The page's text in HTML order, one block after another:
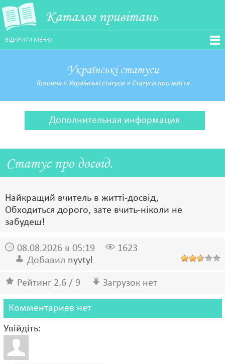
Каталог привітань
ВІДКРИТИ МЕНЮ
Українські статуси
Головна» Українські статуси» Статуси про життя
Дополнительная информация
Статус про досвід.
Найкращий вчитель в житті-досвід,
Обходиться дорого, зате вчить-ніколи не
забудеш!
08.08.2026 в 05:19
1623
Добавил nyvtyl
Рейтинг 2.6 / 9 Загрузок нет
Комментариев нет
Увійдіть: